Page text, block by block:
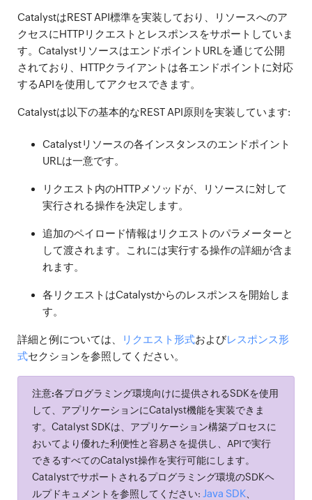
CatalystはREST API標準を実装しており、リソースへのア
クセスにHTTPリクエストとレスポンスをサポートしていま
す。CatalystリソースはエンドポイントURLを通じて公開
されており、HTTPクライアントは各エンドポイントに対応
するAPIを使用してアクセスできます。
Catalystは以下の基本的なREST API原則を実装しています:
Catalystリソースの各インスタンスのエンドポイント
URLは一意です。
リクエスト内のHTTPメソッドが、リソースに対して
実行される操作を決定します。
追加のペイロード情報はリクエストのパラメーターと
して渡されます。これには実行する操作の詳細が含ま
れます。
各リクエストはCatalystからのレスポンスを開始しま
す。
詳細と例については、 リクエスト形式およびレスポンス形
式セクションを参照してください。
注意:各プログラミング環境向けに提供されるSDKを使用
して、アプリケーションにCatalyst機能を実装できま
す。Catalyst SDKは、アプリケーション構築プロセスに
おいてより優れた利便性と容易さを提供し、APIで実行
できるすべてのCatalyst操作を実行可能にします。
Catalystでサポートされるプログラミング環境のSDKヘ
ルプドキュメントを参照してください: Java SDK